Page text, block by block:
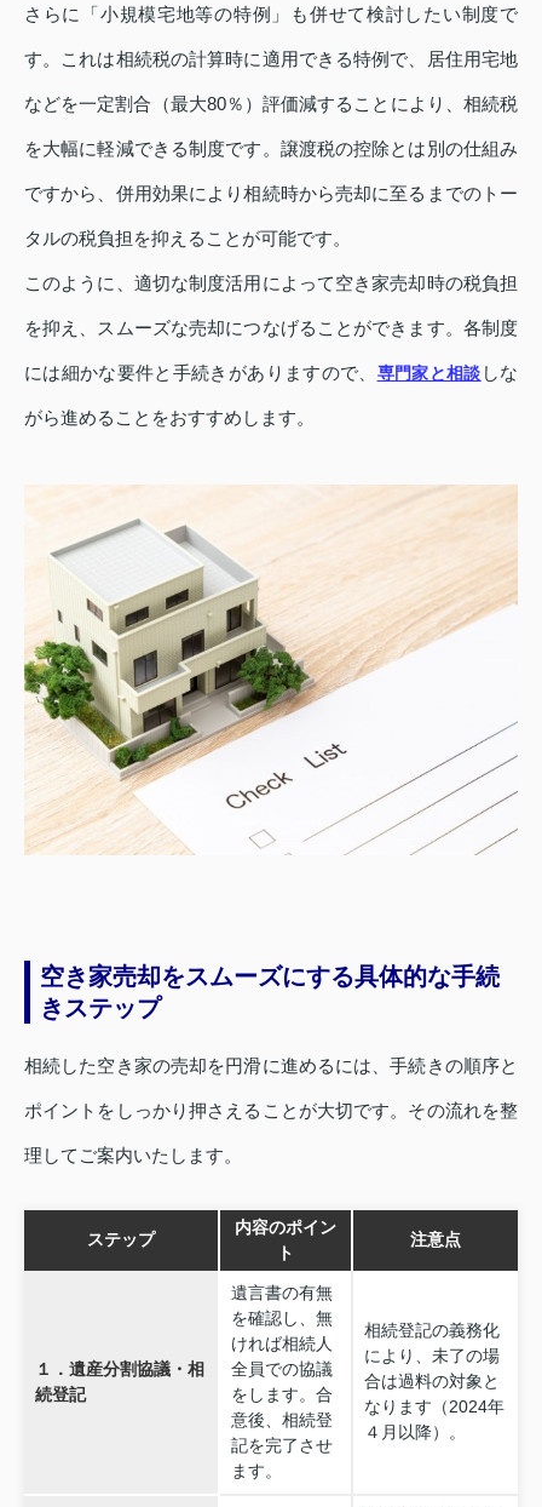
さらに「小規模宅地等の特例」も併せて検討したい制度で
す。これは相続税の計算時に適用できる特例で、居住用宅地
などを一定割合（最大80％）評価減することにより、相続税
を大幅に軽減できる制度です。譲渡税の控除とは別の仕組み
ですから、併用効果により相続時から売却に至るまでのトー
タルの税負担を抑えることが可能です。
このように、適切な制度活用によって空き家売却時の税負担
を抑え、スムーズな売却につなげることができます。各制度
には細かな要件と手続きがありますので、 専門家と相談 しな
がら進めることをおすすめします。
空き家売却をスムーズにする具体的な手続
きステップ
相続した空き家の売却を円滑に進めるには、手続きの順序と
ポイントをしっかり押さえることが大切です。その流れを整
理してご案内いたします。
ステップ
内容のポイン
ト
注意点
１．遺産分割協議・相
続登記
遺言書の有無
を確認し、無
ければ相続人
全員での協議
をします。合
意後、相続登
記を完了させ
ます。
相続登記の義務化
により、未了の場
合は過料の対象と
なります（2024年
４月以降）。